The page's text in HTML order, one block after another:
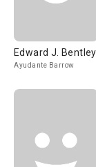
Edward J. Bentley
Ayudante Barrow